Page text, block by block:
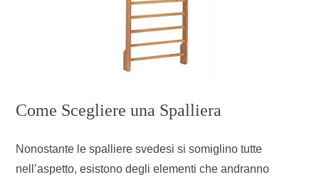
Come Scegliere una Spalliera
Nonostante le spalliere svedesi si somiglino tutte
nell’aspetto, esistono degli elementi che andranno